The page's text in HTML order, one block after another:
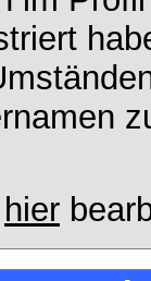
hier